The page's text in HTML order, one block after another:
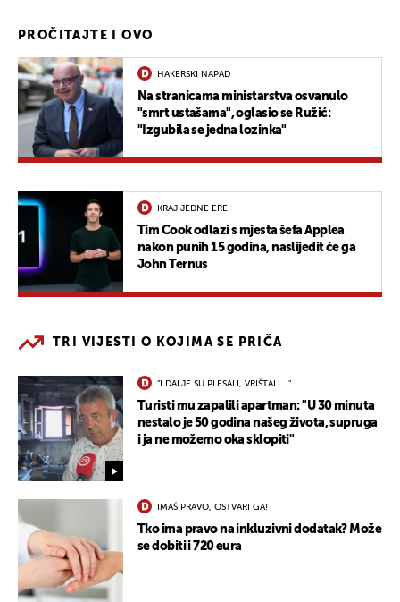
PROČITAJTE I OVO
HAKERSKI NAPAD
Na stranicama ministarstva osvanulo
"smrt ustašama", oglasio se Ružić:
"Izgubila se jedna lozinka"
KRAJ JEDNE ERE
Tim Cook odlazi s mjesta šefa Applea
nakon punih 15 godina, naslijedit će ga
John Ternus
TRI VIJESTI O KOJIMA SE PRIČA
"I DALJE SU PLESALI, VRIŠTALI..."
Turisti mu zapalili apartman: "U 30 minuta
nestalo je 50 godina našeg života, supruga
i ja ne možemo oka sklopiti"
IMAŠ PRAVO, OSTVARI GA!
Tko ima pravo na inkluzivni dodatak? Može
se dobiti i 720 eura